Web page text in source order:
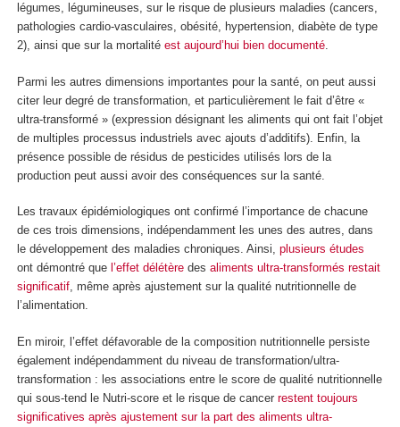
légumes, légumineuses, sur le risque de plusieurs maladies (cancers,
pathologies cardio-vasculaires, obésité, hypertension, diabète de type
2), ainsi que sur la mortalité est aujourd’hui bien documenté.
Parmi les autres dimensions importantes pour la santé, on peut aussi
citer leur degré de transformation, et particulièrement le fait d’être «
ultra-transformé » (expression désignant les aliments qui ont fait l’objet
de multiples processus industriels avec ajouts d’additifs). Enfin, la
présence possible de résidus de pesticides utilisés lors de la
production peut aussi avoir des conséquences sur la santé.
Les travaux épidémiologiques ont confirmé l’importance de chacune
de ces trois dimensions, indépendamment les unes des autres, dans
le développement des maladies chroniques. Ainsi, plusieurs études
ont démontré que l’effet délétère des aliments ultra-transformés restait
significatif, même après ajustement sur la qualité nutritionnelle de
l’alimentation.
En miroir, l’effet défavorable de la composition nutritionnelle persiste
également indépendamment du niveau de transformation/ultra-
transformation : les associations entre le score de qualité nutritionnelle
qui sous-tend le Nutri-score et le risque de cancer restent toujours
significatives après ajustement sur la part des aliments ultra-